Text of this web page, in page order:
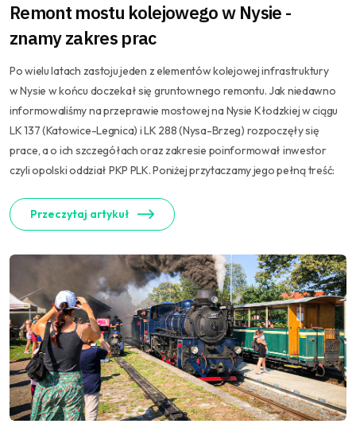
Remont mostu kolejowego w Nysie -
znamy zakres prac
Po wielu latach zastoju jeden z elementów kolejowej infrastruktury
w Nysie w końcu doczekał się gruntownego remontu. Jak niedawno
informowaliśmy na przeprawie mostowej na Nysie Kłodzkiej w ciągu
LK 137 (Katowice-Legnica) i LK 288 (Nysa-Brzeg) rozpoczęły się
prace, a o ich szczegółach oraz zakresie poinformował inwestor
czyli opolski oddział PKP PLK. Poniżej przytaczamy jego pełną treść:
Przeczytaj artykuł